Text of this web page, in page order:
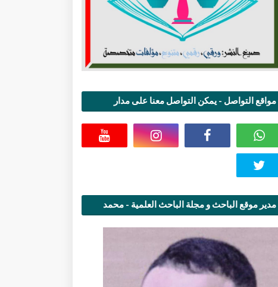
مواقع التواصل - يمكن التواصل معنا على مدار
مدير موقع الباحث و مجلة الباحث العلمية - محمد